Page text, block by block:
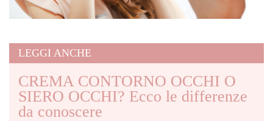
LEGGI ANCHE
CREMA CONTORNO OCCHI O
SIERO OCCHI? Ecco le differenze
da conoscere